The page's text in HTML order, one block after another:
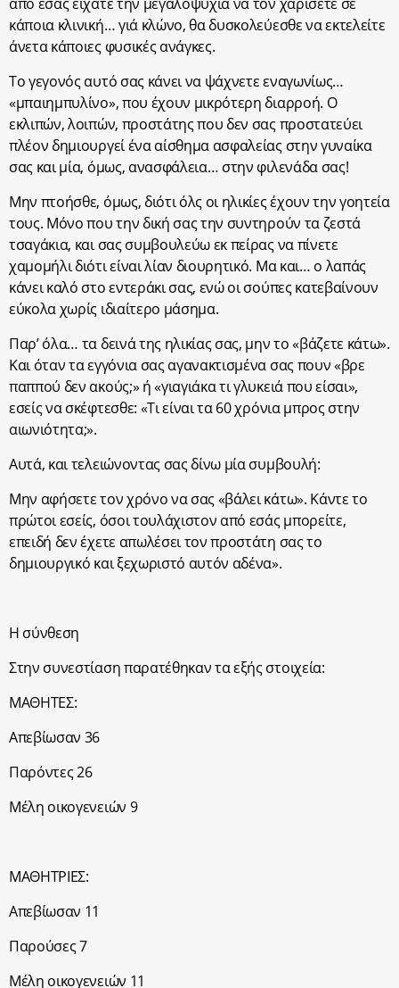
κάποια κλινική… γιά κλώνο, θα δυσκολεύεσθε να εκτελείτε
άνετα κάποιες φυσικές ανάγκες.
Το γεγονός αυτό σας κάνει να ψάχνετε εναγωνίως…
«μπαιημπυλίνο», που έχουν μικρότερη διαρροή. Ο
εκλιπών, λοιπών, προστάτης που δεν σας προστατεύει
πλέον δημιουργεί ένα αίσθημα ασφαλείας στην γυναίκα
σας και μία, όμως, ανασφάλεια… στην φιλενάδα σας!
Μην πτοήσθε, όμως, διότι όλς οι ηλικίες έχουν την γοητεία
τους. Μόνο που την δική σας την συντηρούν τα ζεστά
τσαγάκια, και σας συμβουλεύω εκ πείρας να πίνετε
χαμομήλι διότι είναι λίαν διουρητικό. Μα και… ο λαπάς
κάνει καλό στο εντεράκι σας, ενώ οι σούπες κατεβαίνουν
εύκολα χωρίς ιδιαίτερο μάσημα.
Παρ’ όλα… τα δεινά της ηλικίας σας, μην το «βάζετε κάτω».
Και όταν τα εγγόνια σας αγανακτισμένα σας πουν «βρε
παππού δεν ακούς;» ή «γιαγιάκα τι γλυκειά που είσαι»,
εσείς να σκέφτεσθε: «Τι είναι τα 60 χρόνια μπρος στην
αιωνιότητα;».
Αυτά, και τελειώνοντας σας δίνω μία συμβουλή:
Μην αφήσετε τον χρόνο να σας «βάλει κάτω». Κάντε το
πρώτοι εσείς, όσοι τουλάχιστον από εσάς μπορείτε,
επειδή δεν έχετε απωλέσει τον προστάτη σας το
δημιουργικό και ξεχωριστό αυτόν αδένα».
Η σύνθεση
Στην συνεστίαση παρατέθηκαν τα εξής στοιχεία:
ΜΑΘΗΤΕΣ:
Απεβίωσαν 36
Παρόντες 26
Μέλη οικογενειών 9
ΜΑΘΗΤΡΙΕΣ:
Απεβίωσαν 11
Παρούσες 7
Μέλη οικογενειών 11